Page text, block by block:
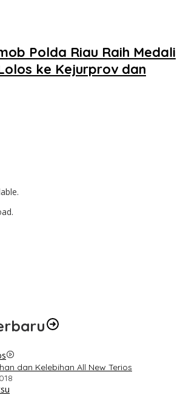
Polda Riau Raih Medali
ke Kejurprov dan
dan Kelebihan All New Terios